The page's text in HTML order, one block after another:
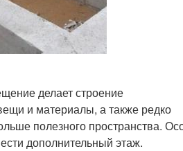
делает строение
и материалы, а также редко
полезного пространства.
дополнительный этаж.